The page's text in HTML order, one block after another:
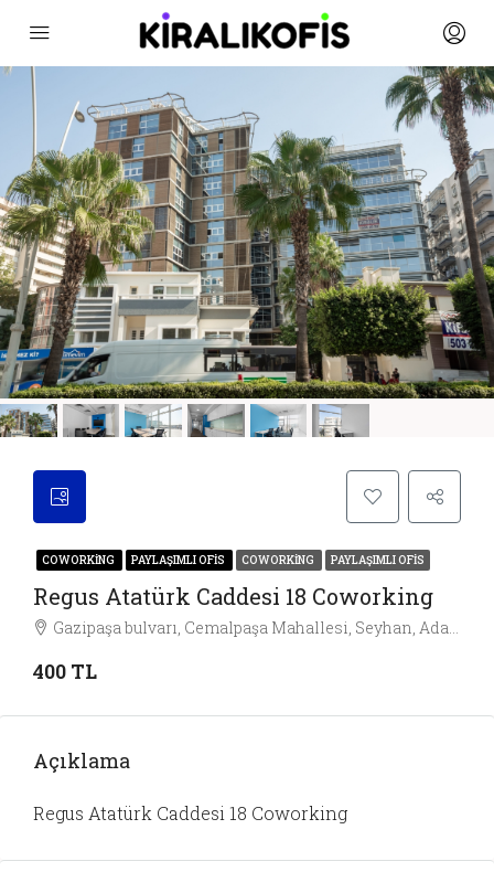
COWORKING PAYLAŞIMLI OFIS COWORKING PAYLAŞIMLI OFIS
Regus Atatürk Caddesi 18 Coworking
Gazipaşa bulvarı, Cemalpaşa Mahallesi, Seyhan, Adana, Akdeniz Bölgesi, 63010, Türkiye, Adana
400 TL
Açıklama
Regus Atatürk Caddesi 18 Coworking